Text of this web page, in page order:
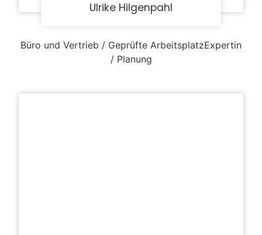
Ulrike Hilgenpahl
Büro und Vertrieb / Geprüfte ArbeitsplatzExpertin
/ Planung